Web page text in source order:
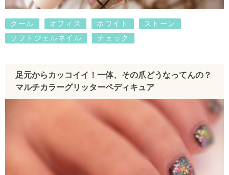
クール オフィス ホワイト
ストーン
ソフトジェルネイル
チェック
足元からカッコイイ！一体、その爪どうなってんの？
マルチカラーグリッターペディキュア